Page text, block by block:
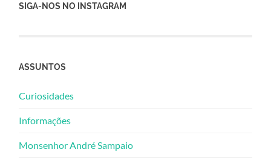
SIGA-NOS NO INSTAGRAM
ASSUNTOS
Curiosidades
Informações
Monsenhor André Sampaio